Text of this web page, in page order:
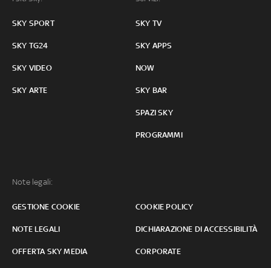
SKY SPORT
SKY TG24
SKY VIDEO
SKY ARTE
SKY TV
SKY APPS
NOW
SKY BAR
SPAZI SKY
PROGRAMMI
Note legali:
GESTIONE COOKIE COOKIE POLICY
NOTE LEGALI DICHIARAZIONE DI ACCESSIBILITÀ
OFFERTA SKY MEDIA CORPORATE